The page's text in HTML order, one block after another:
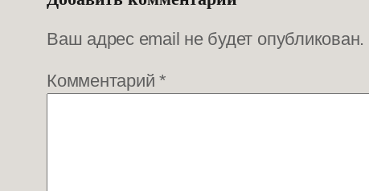
Ваш адрес email не будет опубликован.
Комментарий*